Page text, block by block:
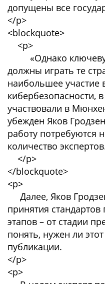
допущены все
</p>
<blockquote>
<p>
«Однако
должны играть те
наибольшее участие
кибербезопасности,
участвовали в
убежден Яков
работу потребуются
количество
</p>
</blockquote>
<p>
Далее, Яков
принятия стандартов
этапов – от стадии
понять, нужен ли
публикации.
</p>
<p>